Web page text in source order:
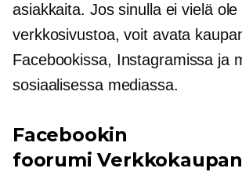
asiakkaita. Jos sinulla ei vielä ole
verkkosivustoa, voit avata
Facebookissa, Instagramissa ja
sosiaalisessa mediassa.
Facebookin
foorumiVerkkokaupan